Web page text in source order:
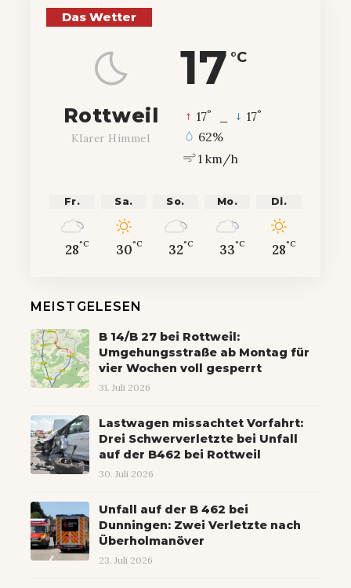
Das Wetter
17 °C
Rottweil
Klarer Himmel
17° 17°
62%
1 km/h
Fr.
28°C
Sa.
30°C
So.
32°C
Mo.
33°C
Di.
28°C
MEISTGELESEN
B 14/B 27 bei Rottweil:
Umgehungsstraße ab Montag für
vier Wochen voll gesperrt
31. Juli 2026
Lastwagen missachtet Vorfahrt:
Drei Schwerverletzte bei Unfall
auf der B462 bei Rottweil
30. Juli 2026
Unfall auf der B 462 bei
Dunningen: Zwei Verletzte nach
Überholmanöver
23. Juli 2026